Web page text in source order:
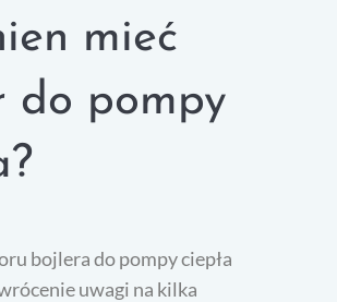
mieć
do pompy
bojlera do pompy ciepła
uwagi na kilka